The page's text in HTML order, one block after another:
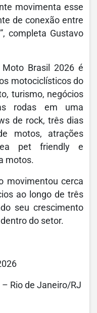
movimenta esse
de conexão entre
completa Gustavo
Brasil 2026 é
motociclísticos do
turismo, negócios
rodas em uma
de rock, três dias
motos, atrações
pet friendly e
motos.
movimentou cerca
ao longo de três
seu crescimento
do setor.
Rio de Janeiro/RJ